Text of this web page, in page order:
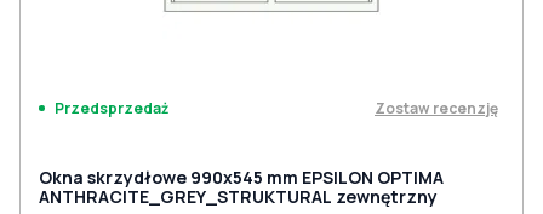
Przedsprzedaż Zostaw recenzję
Okna skrzydłowe 990x545 mm EPSILON OPTIMA
ANTHRACITE_GREY_STRUKTURAL zewnętrzny